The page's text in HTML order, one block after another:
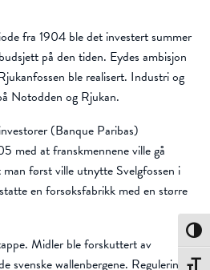
fra 1904 ble det investert summer
på den tiden. Eydes ambisjon
ble realisert. Industri og
Notodden og Rjukan.
(Banque Paribas)
med at franskmennene ville gå
først ville utnytte Svelgfossen i
en forsøksfabrikk med en større
Midler ble forskuttert av
svenske wallenbergene. Reguleringen